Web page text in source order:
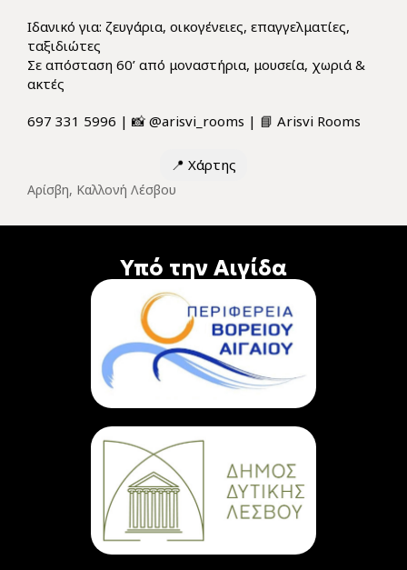
Ιδανικό για: ζευγάρια, οικογένειες, επαγγελματίες,
ταξιδιώτες
Σε απόσταση 60’ από μοναστήρια, μουσεία, χωριά &
ακτές
697 331 5996 | 📸 @arisvi_rooms | 📘 Arisvi Rooms
📍 Χάρτης
Αρίσβη, Kαλλονή Λέσβου
Υπό την Αιγίδα